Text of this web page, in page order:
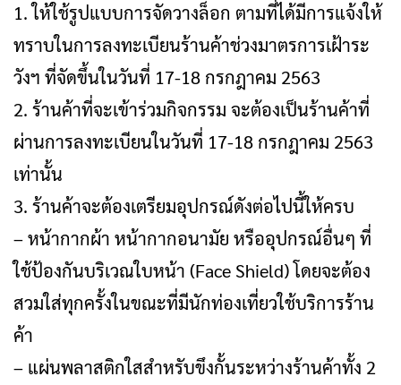
1. ให้ใช้รูปแบบการจัดวางล็อก ตามที่ได้มีการแจ้งให้
ทราบในการลงทะเบียนร้านค้าช่วงมาตรการเฝ้าระ
วังฯ ที่จัดขึ้นในวันที่ 17-18 กรกฎาคม 2563
2. ร้านค้าที่จะเข้าร่วมกิจกรรม จะต้องเป็นร้านค้าที่
ผ่านการลงทะเบียนในวันที่ 17-18 กรกฎาคม 2563
เท่านั้น
3. ร้านค้าจะต้องเตรียมอุปกรณ์ดังต่อไปนี้ให้ครบ
– หน้ากากผ้า หน้ากากอนามัย หรืออุปกรณ์อื่นๆ ที่
ใช้ป้องกันบริเวณใบหน้า (Face Shield) โดยจะต้อง
สวมใส่ทุกครั้งในขณะที่มีนักท่องเที่ยวใช้บริการร้าน
ค้า
– แผ่นพลาสติกใสสำหรับขึงกั้นระหว่างร้านค้าทั้ง 2